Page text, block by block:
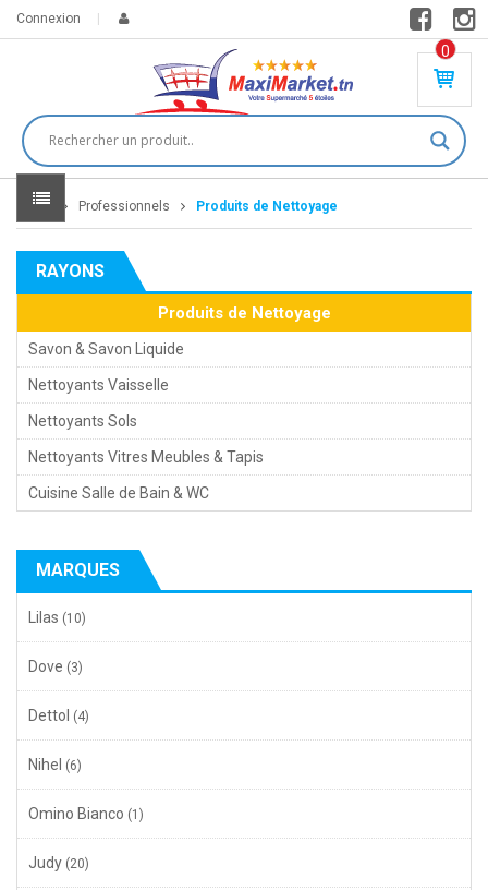
Connexion
0
PR
DU
IT(
S)
DT
Home Professionnels Produits de Nettoyage
RAYONS
Produits de Nettoyage
Savon & Savon Liquide
Nettoyants Vaisselle
Nettoyants Sols
Nettoyants Vitres Meubles & Tapis
Cuisine Salle de Bain & WC
MARQUES
Lilas (10)
Dove (3)
Dettol (4)
Nihel (6)
Omino Bianco (1)
Judy (20)